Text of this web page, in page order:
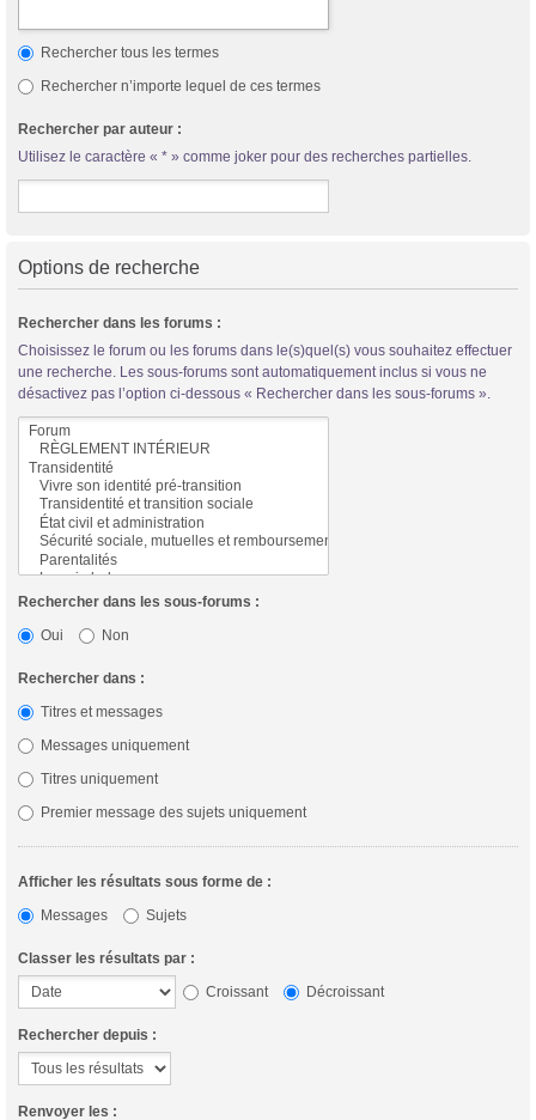
Rechercher tous les termes
Rechercher n’importe lequel de ces termes
Rechercher par auteur :
Utilisez le caractère « * » comme joker pour des recherches partielles.
Options de recherche
Rechercher dans les forums :
Choisissez le forum ou les forums dans le(s)quel(s) vous souhaitez effectuer
une recherche. Les sous-forums sont automatiquement inclus si vous ne
désactivez pas l’option ci-dessous « Rechercher dans les sous-forums ».
Rechercher dans les sous-forums :
Oui
Non
Rechercher dans :
Titres et messages
Messages uniquement
Titres uniquement
Premier message des sujets uniquement
Afficher les résultats sous forme de :
Messages
Sujets
Classer les résultats par :
Croissant
Décroissant
Rechercher depuis :
Renvoyer les :